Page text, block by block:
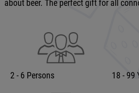
about beer. The perfect gift for all
2 - 6 Persons 18 - 99